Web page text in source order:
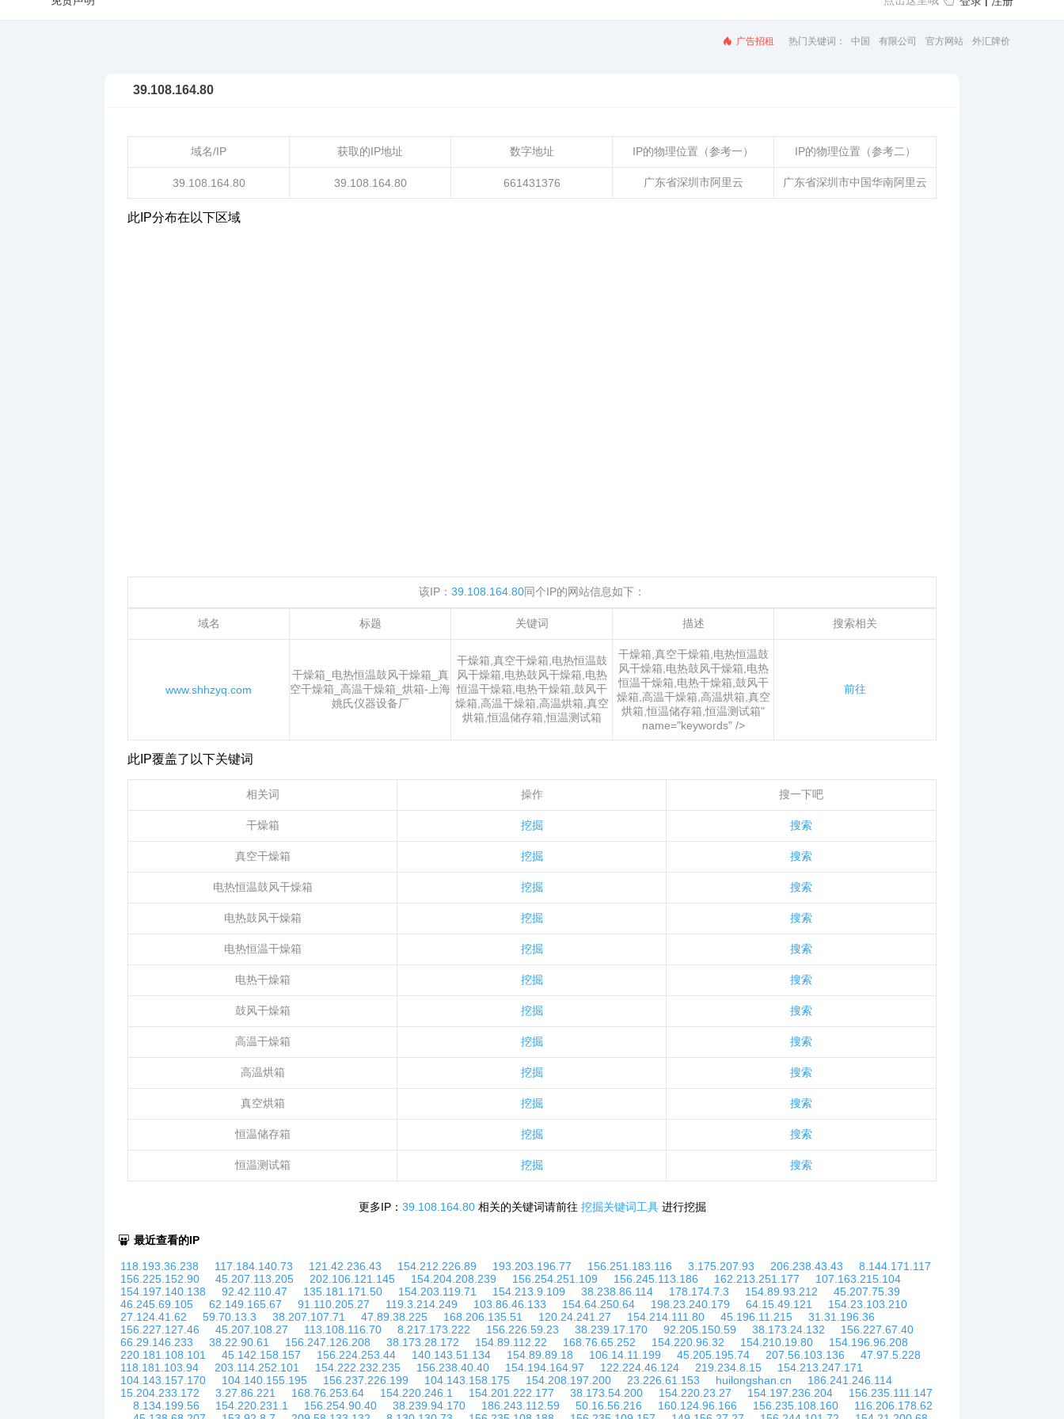
热门关键词： 汇率查询 美元汇率 汇率换算 人民币汇率
广告招租
39.108.164.80
域名/IP 获取的IP地址 数字地址 IP的物理位置（参考一） IP的物理位置（参考二）
39.108.164.80 39.108.164.80 661431376 广东省深圳市阿里云 广东省深圳市中国华南阿里云
此IP分布在以下区域
该IP： 39.108.164.80同个IP的网站信息如下：
域名 标题 关键词 描述 搜索相关
www.shhzyq.com
干燥箱_电热恒温鼓风干燥箱_真
空干燥箱_高温干燥箱_烘箱-上海
姚氏仪器设备厂
干燥箱,真空干燥箱,电热恒温鼓
风干燥箱,电热鼓风干燥箱,电热
恒温干燥箱,电热干燥箱,鼓风干
燥箱,高温干燥箱,高温烘箱,真空
烘箱,恒温储存箱,恒温测试箱
干燥箱,真空干燥箱,电热恒温鼓
风干燥箱,电热鼓风干燥箱,电热
恒温干燥箱,电热干燥箱,鼓风干
燥箱,高温干燥箱,高温烘箱,真空
烘箱,恒温储存箱,恒温测试箱"
name="keywords" />
前往
此IP覆盖了以下关键词
相关词 操作 搜一下吧
干燥箱 挖掘 搜索
真空干燥箱 挖掘 搜索
电热恒温鼓风干燥箱 挖掘 搜索
电热鼓风干燥箱 挖掘 搜索
电热恒温干燥箱 挖掘 搜索
电热干燥箱 挖掘 搜索
鼓风干燥箱 挖掘 搜索
高温干燥箱 挖掘 搜索
高温烘箱 挖掘 搜索
真空烘箱 挖掘 搜索
恒温储存箱 挖掘 搜索
恒温测试箱 挖掘 搜索
更多IP： 39.108.164.80相关的关键词请前往 挖掘关键词工具进行挖掘
最近查看的IP
118.193.36.238 117.184.140.73 121.42.236.43 154.212.226.89 193.203.196.77 156.251.183.116 3.175.207.93 206.238.43.43
8.144.171.117
156.225.152.90
45.207.113.205 202.106.121.145 154.204.208.239 156.254.251.109 156.245.113.186 162.213.251.177
107.163.215.104
154.197.140.138
92.42.110.47 135.181.171.50 154.203.119.71 154.213.9.109 38.238.86.114 178.174.7.3 154.89.93.212
45.207.75.39
46.245.69.105
62.149.165.67 91.110.205.27 119.3.214.249 103.86.46.133 154.64.250.64 198.23.240.179 64.15.49.121
154.23.103.210
27.124.41.62
59.70.13.3 38.207.107.71 47.89.38.225 168.206.135.51 120.24.241.27 154.214.111.80 45.196.11.215
31.31.196.36
156.227.127.46
45.207.108.27 113.108.116.70 8.217.173.222 156.226.59.23 38.239.17.170 92.205.150.59 38.173.24.132
156.227.67.40
66.29.146.233
38.22.90.61 156.247.126.208 38.173.28.172 154.89.112.22 168.76.65.252 154.220.96.32 154.210.19.80
154.196.96.208
220.181.108.101
45.142.158.157 156.224.253.44 140.143.51.134 154.89.89.18 106.14.11.199 45.205.195.74 207.56.103.136
47.97.5.228
118.181.103.94
203.114.252.101 154.222.232.235 156.238.40.40 154.194.164.97 122.224.46.124 219.234.8.15
154.213.247.171
104.143.157.170
104.140.155.195 156.237.226.199 104.143.158.175 154.208.197.200 23.226.61.153 huilongshan.cn
186.241.246.114
15.204.233.172
3.27.86.221 168.76.253.64 154.220.246.1 154.201.222.177 38.173.54.200 154.220.23.27 154.197.236.204
156.235.111.147
8.134.199.56
154.220.231.1 156.254.90.40 38.239.94.170 186.243.112.59 50.16.56.216 160.124.96.166 156.235.108.160
116.206.178.62